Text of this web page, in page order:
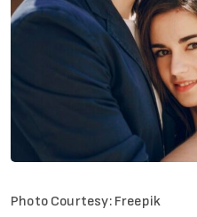
Photo Courtesy: Freepik